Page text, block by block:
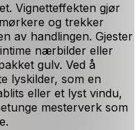
Vignetteffekten gjør
og trekker
av handlingen. Gjester
nærbilder eller
gulv. Ved å
lyskilder, som en
eller et lyst vindu,
mesterverk som